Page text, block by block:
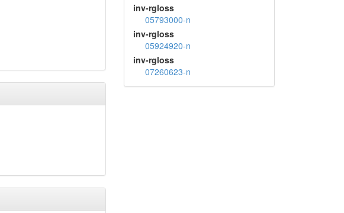
inv-rgloss
05793000-n
inv-rgloss
05924920-n
inv-rgloss
07260623-n